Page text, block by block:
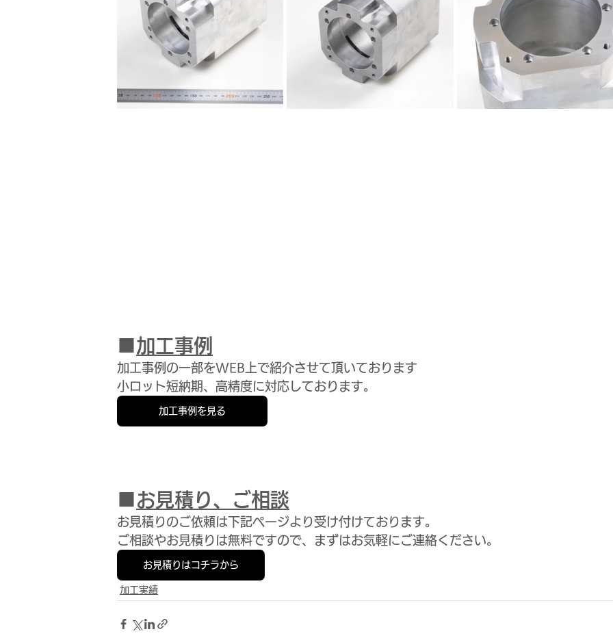
加工事例
加工事例の一部をWEB上で紹介させて頂いております
小ロット短納期、高精度に対応しております。
加工事例を見る
お見積り、ご相談
お見積りのご依頼は下記ページより受け付けております。
ご相談やお見積りは無料ですので、まずはお気軽にご連絡ください。
お見積りはコチラから
加工実績